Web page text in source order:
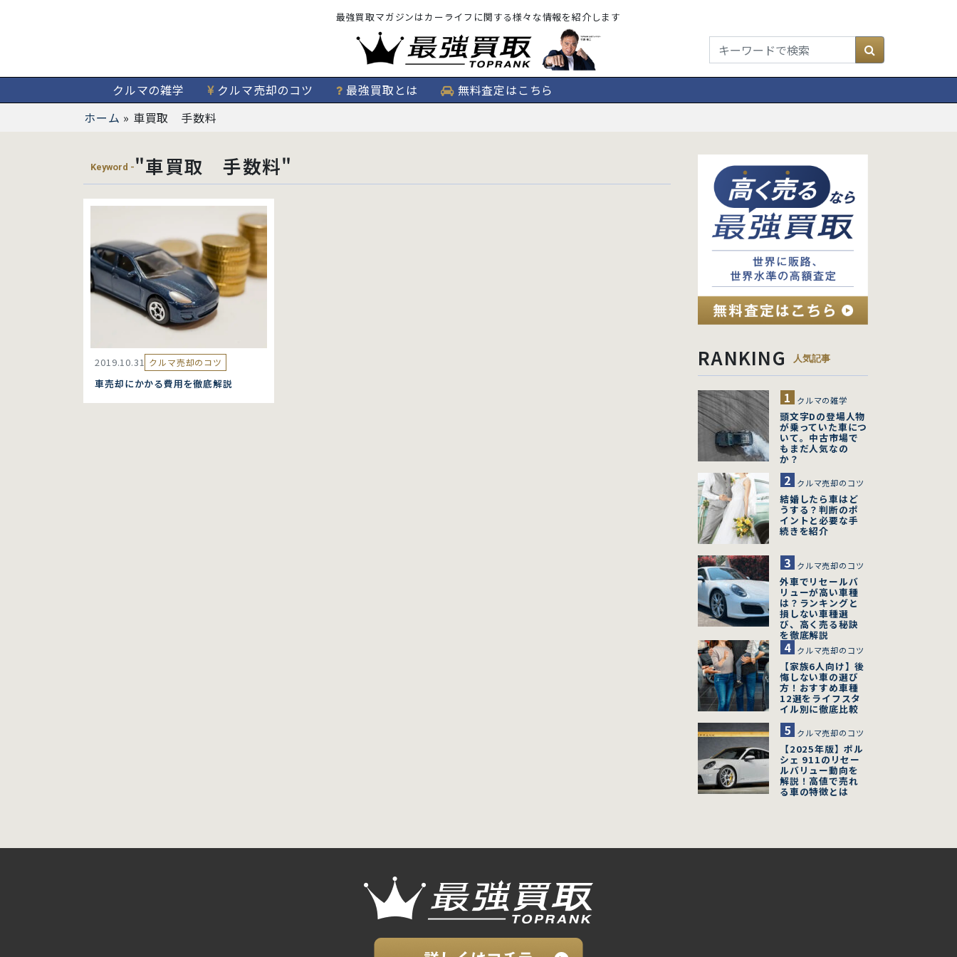
最強買取マガジンはカーライフに関する様々な情報を紹介します
クルマの雑学 クルマ売却のコツ 最強買取とは
無料査定はこちら
ホーム » 車買取 手数料
Keyword - "車買取 手数料"
2019.10.31 クルマ売却のコツ
車売却にかかる費用を徹底解説
RANKING 人気記事
クルマの雑学
頭文字Dの登場人物
が乗っていた車につ
いて。中古市場で
もまだ人気なの
か？
クルマ売却のコツ
結婚したら車はど
うする？判断のポ
イントと必要な手
続きを紹介
クルマ売却のコツ
外車でリセールバ
リューが高い車種
は？ランキングと
損しない車種選
び、高く売る秘訣
を徹底解説
クルマ売却のコツ
【家族6人向け】後
悔しない車の選び
方！おすすめ車種
12選をライフスタ
イル別に徹底比較
クルマ売却のコツ
【2025年版】ポル
シェ 911のリセー
ルバリュー動向を
解説！高値で売れ
る車の特徴とは